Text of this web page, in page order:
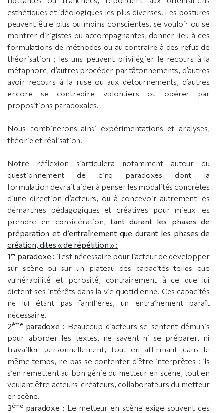
esthétiques et idéologiques les plus diverses. Les postures
peuvent être plus ou moins conscientes, se vouloir ou se
montrer dirigistes ou accompagnantes, donner lieu à des
formulations de méthodes ou au contraire à des refus de
théorisation ; les uns peuvent privilégier le recours à la
métaphore, d’autres procéder par tâtonnements, d’autres
avoir recours à la ruse ou aux détournements, d’autres
encore se contredire volontiers ou opérer par
propositions paradoxales.
Nous combinerons ainsi expérimentations et analyses,
théorie et réalisation.
Notre réflexion s’articulera notamment autour du
questionnement de cinq paradoxes dont la
formulation devrait aider à penser les modalités concrètes
d’une direction d’acteurs, ou à concevoir autrement les
démarches pédagogiques et créatives pour mieux les
prendre en considération, tant durant les phases de
préparation et d’entraînement que durant les phases de
création, dites « de répétition » :
1 er paradoxe : il est nécessaire pour l’acteur de développer
sur scène ou sur un plateau des capacités telles que
vulnérabilité et porosité, contrairement à ce que lui
dictent ses intérêts dans la vie quotidienne. Ces capacités
ne lui étant pas familières, un entraînement paraît
nécessaire.
2ème paradoxe : Beaucoup d’acteurs se sentent démunis
pour aborder les textes, ne savent ni se préparer, ni
travailler personnellement, tout en affirmant dans le
même temps, ne pas se contenter d’être interprètes : ils
s’en remettent au bon génie du metteur en scène, tout en
voulant être acteurs-créateurs, collaborateurs du metteur
en scène.
3ème paradoxe : Le metteur en scène exige souvent des